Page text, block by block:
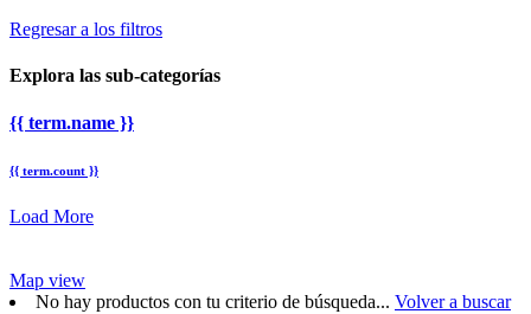
Regresar a los filtros
Explora las sub-categorías
{{ term.name }}
{{ term.count }}
Load More
Map view
No hay productos con tu criterio de búsqueda... Volver a buscar